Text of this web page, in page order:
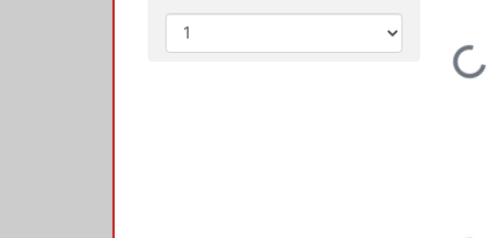
Loading...